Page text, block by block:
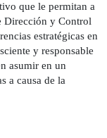
que le permitan a
Dirección y Control
estratégicas en
y responsable
asumir en un
a causa de la